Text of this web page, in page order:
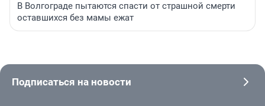
В Волгограде пытаются спасти от страшной смерти
оставшихся без мамы ежат
Подписаться на новости